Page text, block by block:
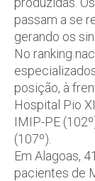
passam a se
gerando os
No ranking
posição, à
Hospital Pio
IMIP-PE
(107º).
Em Alagoas,
pacientes de